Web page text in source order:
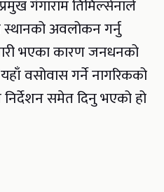
गंगाराम तिमिल्सेनाले
अवलोकन गर्नु
भएका कारण जनधनको
वसोवास गर्ने नागरिकको
निर्देशन समेत दिनु भएको हो